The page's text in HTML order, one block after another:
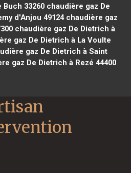
Buch 33260chaudière gaz De
d'Anjou 49124chaudière gaz
chaudière gaz De Dietrich à
gaz De Dietrich à La Voulte
gaz De Dietrich à Saint
gaz De Dietrich à Rezé 44400